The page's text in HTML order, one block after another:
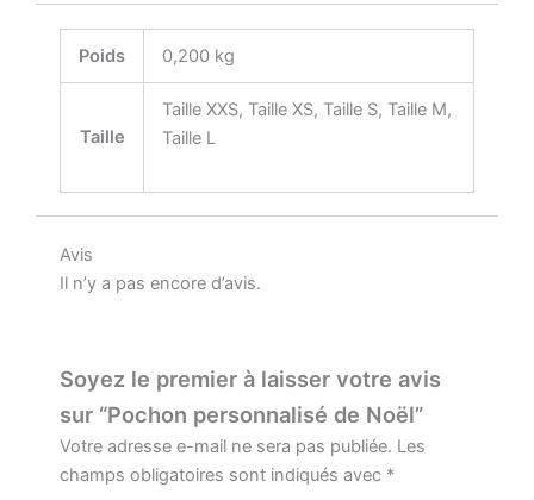
Poids 0,200 kg
Taille
Taille XXS, Taille XS, Taille S, Taille M,
Taille L
Avis
Il n’y a pas encore d’avis.
Soyez le premier à laisser votre avis
sur “Pochon personnalisé de Noël”
Votre adresse e-mail ne sera pas publiée. Les
champs obligatoires sont indiqués avec *